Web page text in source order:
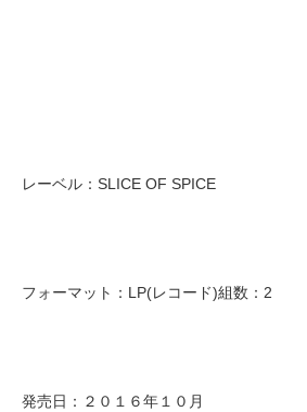
レーベル：SLICE OF SPICE
フォーマット：LP(レコード)組数：2
発売日：２０１６年１０月